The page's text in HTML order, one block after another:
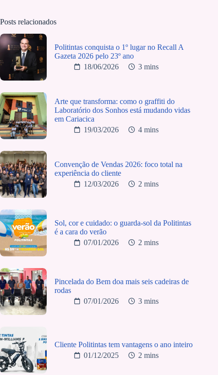
Posts relacionados
Politintas conquista o 1º lugar no Recall A
Gazeta 2026 pelo 23º ano
18/06/2026
3 mins
Arte que transforma: como o graffiti do
Laboratório dos Sonhos está mudando vidas
em Cariacica
19/03/2026
4 mins
Convenção de Vendas 2026: foco total na
experiência do cliente
12/03/2026
2 mins
Sol, cor e cuidado: o guarda-sol da Politintas
é a cara do verão
07/01/2026
2 mins
Pincelada do Bem doa mais seis cadeiras de
rodas
07/01/2026
3 mins
Cliente Politintas tem vantagens o ano inteiro
01/12/2025
2 mins